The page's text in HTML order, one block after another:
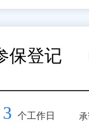
保登记
3 个工作日